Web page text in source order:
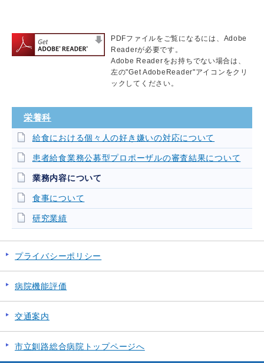
PDFファイルをご覧になるには、Adobe
Readerが必要です。
Adobe Readerをお持ちでない場合は、
左の"Get AdobeReader"アイコンをクリ
ックしてください。
栄養科
給食における個々人の好き嫌いの対応について
患者給食業務公募型プロポーザルの審査結果について
業務内容について
食事について
研究業績
プライバシーポリシー
病院機能評価
交通案内
市立釧路総合病院トップページへ